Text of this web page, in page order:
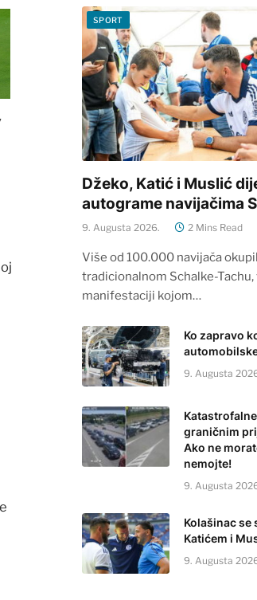
SPORT
Džeko, Katić i Muslić
autograme navijačima
9. Augusta 2026. 2 Mins Read
Više od 100.000 navijača
tradicionalnom Schalke-
manifestaciji kojom…
Ko zapravo
9. Augusta
graničnim
Ako ne
nemojte!
9. Augusta
Kolašinac se
Katićem i
9. Augusta